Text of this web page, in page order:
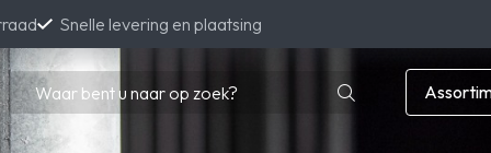
Snelle levering en plaatsing